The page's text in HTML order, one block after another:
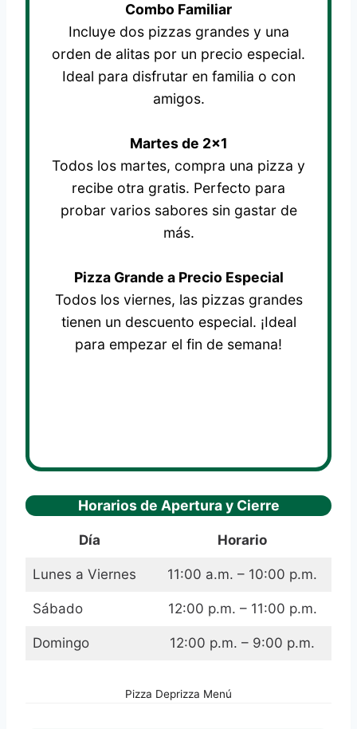
Combo Familiar
Incluye dos pizzas grandes y una
orden de alitas por un precio especial.
Ideal para disfrutar en familia o con
amigos.
Martes de 2×1
Todos los martes, compra una pizza y
recibe otra gratis. Perfecto para
probar varios sabores sin gastar de
más.
Pizza Grande a Precio Especial
Todos los viernes, las pizzas grandes
tienen un descuento especial. ¡Ideal
para empezar el fin de semana!
Horarios de Apertura y Cierre
Día Horario
Lunes a Viernes 11:00 a.m. – 10:00 p.m.
Sábado 12:00 p.m. – 11:00 p.m.
Domingo 12:00 p.m. – 9:00 p.m.
Pizza Deprizza Menú